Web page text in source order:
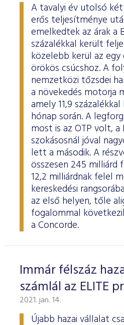
A tavalyi év utolsó
erős teljesítménye
emelkedtek az árak a
százalékkal került
közelebb kerül az
örökös csúcshoz. A
nemzetközi tőzsdei
a növekedés motorja
amely 11,9
hónap során. A
most is az OTP volt, a
szokásosnál jóval
lett a második. A
összesen 245 milliárd
12,2 milliárdnak felel
kereskedési
az első helyen, tőle
fogalommal
a Concorde.
Immár félszáz
számlál az ELITE
2021. jan. 14.
Újabb hazai vállalat